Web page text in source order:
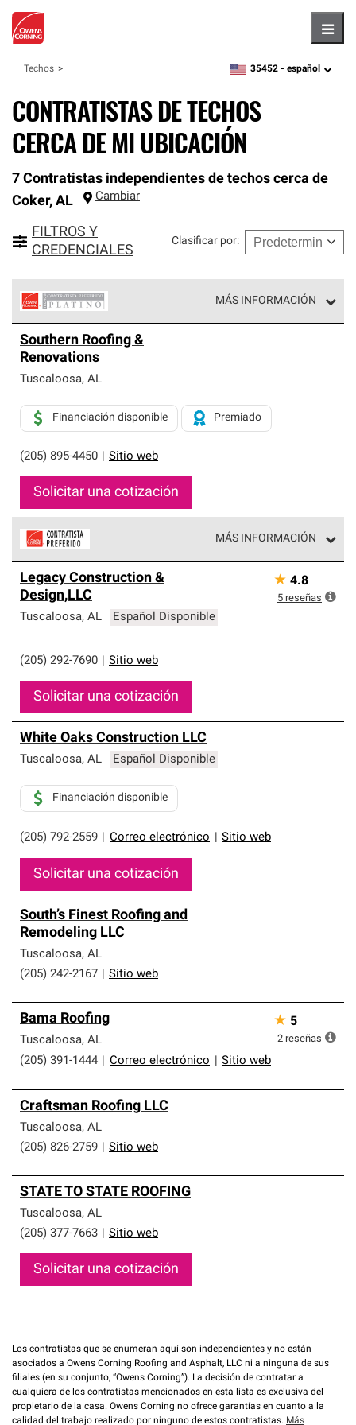
Techos zipcode,language
35452 - español
CONTRATISTAS DE TECHOS
CERCA DE MI UBICACIÓN
7 Contratistas independientes de techos cerca de
Coker, AL Cambiar
FILTROS Y
CREDENCIALES
Clasificar por:
MÁS INFORMACIÓN
Corning constituyen el nivel superior de nuestra red
exclusiva y cumplen con estándares estrictos de
profesionalismo, confiabilidad y destreza incomparable.
sistemas de techos.
Southern Roofing &
Renovations
Tuscaloosa, AL
(205) 895-4450 Sitio web
Financiación disponible Premiado
Solicitar una cotización
MÁS INFORMACIÓN
parte de una red exclusiva de profesionales de techos
que cumplen con altos estándares y requisitos estrictos
de profesionalismo y confiabilidad.
Legacy Construction &
Design,LLC
Tuscaloosa, AL Español Disponible
(205) 292-7690 Sitio web
Solicitar una cotización
★ 4.8
5 reseñas
White Oaks Construction LLC
Tuscaloosa, AL Español Disponible
(205) 792-2559 Correo electrónico Sitio web
Financiación disponible
Solicitar una cotización
South’s Finest Roofing and
Remodeling LLC
Tuscaloosa, AL
(205) 242-2167
Sitio web
Bama Roofing
Tuscaloosa, AL
(205) 391-1444
Correo electrónico Sitio web
★ 5
2 reseñas
Craftsman Roofing LLC
Tuscaloosa, AL
(205) 826-2759
Sitio web
STATE TO STATE ROOFING
Tuscaloosa, AL
(205) 377-7663
Sitio web
Solicitar una cotización
Los contratistas que se enumeran aquí son independientes y no están
asociados a Owens Corning Roofing and Asphalt, LLC ni a ninguna de sus
filiales (en su conjunto, “Owens Corning”). La decisión de contratar a
cualquiera de los contratistas mencionados en esta lista es exclusiva del
propietario de la casa. Owens Corning no ofrece garantías en cuanto a la
calidad del trabajo realizado por ninguno de estos contratistas. Más